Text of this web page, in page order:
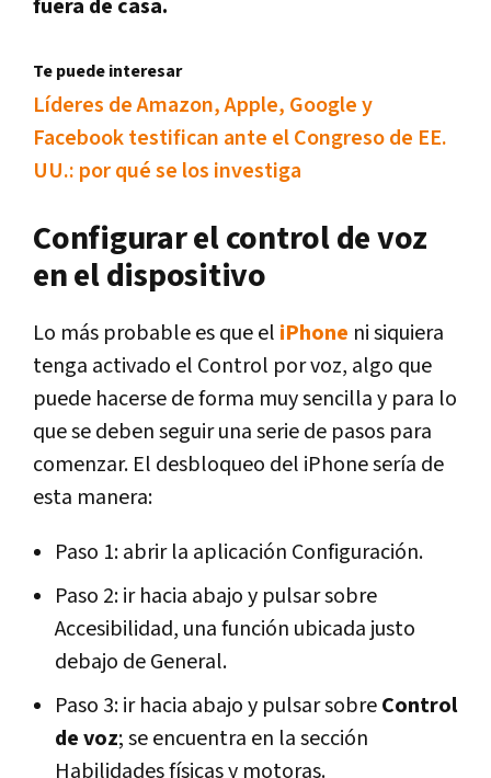
fuera de casa.
Te puede interesar
Líderes de Amazon, Apple, Google y
Facebook testifican ante el Congreso de EE.
UU.: por qué se los investiga
Configurar el control de voz
en el dispositivo
Lo más probable es que el iPhone ni siquiera
tenga activado el Control por voz, algo que
puede hacerse de forma muy sencilla y para lo
que se deben seguir una serie de pasos para
comenzar. El desbloqueo del iPhone sería de
esta manera:
Paso 1: abrir la aplicación Configuración.
Paso 2: ir hacia abajo y pulsar sobre
Accesibilidad, una función ubicada justo
debajo de General.
Paso 3: ir hacia abajo y pulsar sobreControl
de voz; se encuentra en la sección
Habilidades físicas y motoras.